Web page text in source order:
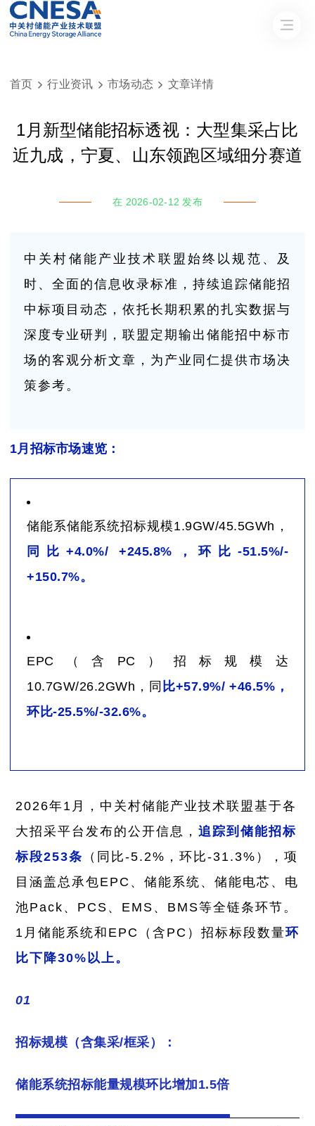
首页  行业资讯  市场动态  文章详情
1月新型储能招标透视：大型集采占比
近九成，宁夏、山东领跑区域细分赛道
在 2026-02-12 发布
中关村储能产业技术联盟始终以规范、及
时、全面的信息收录标准，持续追踪储能招
中标项目动态，依托长期积累的扎实数据与
深度专业研判，联盟定期输出储能招中标市
场的客观分析文章，为产业同仁提供市场决
策参考。
1月招标市场速览：
储能系储能系统招标规模1.9GW/45.5GWh，
同比+4.0%/ +245.8%，环比-51.5%/-
+150.7%。
EPC（含PC）招标规模达
10.7GW/26.2GWh，同 比+57.9%/ +46.5%，
环比-25.5%/-32.6%。
2026年1月，中关村储能产业技术联盟基于各
大招采平台发布的公开信息， 追踪到储能招标
标段253条 （同比-5.2%，环比-31.3%），项
目涵盖总承包EPC、储能系统、储能电芯、电
池Pack、PCS、EMS、BMS等全链条环节。
1月储能系统和EPC（含PC）招标标段数量环
比下降30%以上。
01
招标规模（含集采/框采）：
储能系统招标能量规模环比增加1.5倍